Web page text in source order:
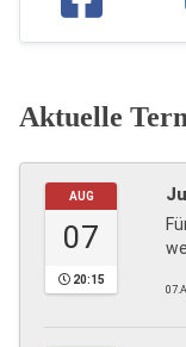
Aktuelle
AUG
07
20:15